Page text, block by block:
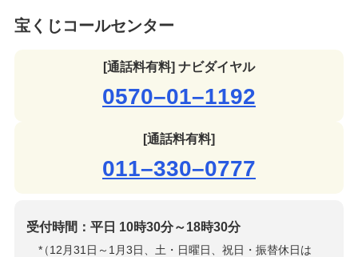
宝くじコールセンター
[通話料有料] ナビダイヤル
0570–01–1192
[通話料有料]
011–330–0777
受付時間：平日 10時30分～18時30分
*
（12月31日～1月3日、土・日曜日、祝日・振替休日は